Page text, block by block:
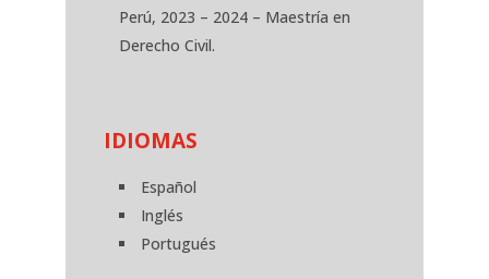
Perú, 2023 – 2024 – Maestría en
Derecho Civil.
IDIOMAS
Español
Inglés
Portugués